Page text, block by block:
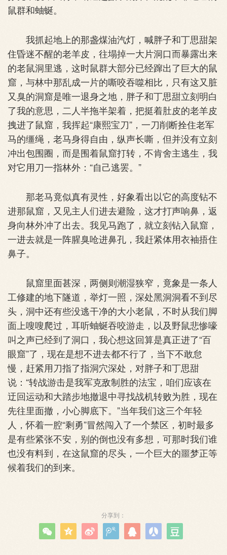
鼠群和蚰蜒。
我抓起地上的那盏煤油汽灯，喊胖子和丁思甜架
住昏迷不醒的老羊皮，往塌掉一大片洞口而暴露出来
的老鼠洞里逃，这时鼠群大部分已经蹿出了巨大的鼠
窟，与林中那乱成一片的嘶咬吞噬相比，只有这又脏
又臭的洞窟是唯一退身之地，胖子和丁思甜立刻明白
了我的意思，二人半拖半架着，把挺着肚皮的老羊皮
拽进了鼠窟，我挥起“康熙宝刀”，一刀削断拴住老军
马的缰绳，老马身得自由，纵声长嘶，但并没有立刻
冲出包围圈，而是围着鼠窟打转，不肯舍主逃生，我
对它用刀一指林外：“自己逃罢。”
那老马竟似真有灵性，好象看出以它的高度钻不
进那鼠窟，又见主人们进去避险，这才打声响鼻，返
身向林外冲了出去。我见马跑了，就立刻钻入鼠窟，
一进去就是一阵腥臭呛进鼻孔，我赶紧体用衣袖捂住
鼻子。
鼠窟里面甚深，两侧则潮湿狭窄，竟象是一条人
工修建的地下隧道，举灯一照，深处黑洞洞看不到尽
头，洞中还有些没逃干净的大小老鼠，不时从我们脚
面上嗖嗖爬过，耳听蚰蜒吞咬游走，以及野鼠悲惨嚎
叫之声已经到了洞口，我心想这回算是真正进了“百
眼窟”了，现在是想不进去都不行了，当下不敢怠
慢，赶紧用刀指了指洞穴深处，对胖子和丁思甜
说：“转战游击是我军克敌制胜的法宝，咱们应该在
迂回运动和大踏步地撤退中寻找战机转败为胜，现在
先往里面撤，小心脚底下。”当年我们这三个年轻
人，怀着一腔“剩勇”冒然闯入了一个禁区，初时最多
是有些紧张不安，别的倒也没有多想，可那时我们谁
也没有料到，在这鼠窟的尽头，一个巨大的噩梦正等
候着我们的到来。
分享到：
      